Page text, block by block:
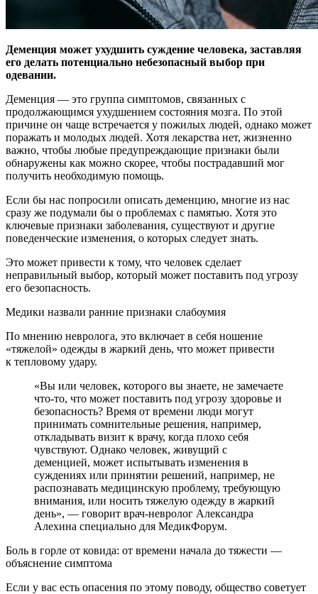
Деменция может ухудшить суждение человека, заставляя
его делать потенциально небезопасный выбор при
одевании.
Деменция — это группа симптомов, связанных с
продолжающимся ухудшением состояния мозга. По этой
причине он чаще встречается у пожилых людей, однако может
поражать и молодых людей. Хотя лекарства нет, жизненно
важно, чтобы любые предупреждающие признаки были
обнаружены как можно скорее, чтобы пострадавший мог
получить необходимую помощь.
Если бы нас попросили описать деменцию, многие из нас
сразу же подумали бы о проблемах с памятью. Хотя это
ключевые признаки заболевания, существуют и другие
поведенческие изменения, о которых следует знать.
Это может привести к тому, что человек сделает
неправильный выбор, который может поставить под угрозу
его безопасность.
Медики назвали ранние признаки слабоумия
По мнению невролога, это включает в себя ношение
«тяжелой» одежды в жаркий день, что может привести
к тепловому удару.
«Вы или человек, которого вы знаете, не замечаете
что-то, что может поставить под угрозу здоровье и
безопасность? Время от времени люди могут
принимать сомнительные решения, например,
откладывать визит к врачу, когда плохо себя
чувствуют. Однако человек, живущий с
деменцией, может испытывать изменения в
суждениях или принятии решений, например, не
распознавать медицинскую проблему, требующую
внимания, или носить тяжелую одежду в жаркий
день», — говорит врач-невролог Александра
Алехина специально для МедикФорум.
Боль в горле от ковида: от времени начала до тяжести —
объяснение симптома
Если у вас есть опасения по этому поводу, общество советует